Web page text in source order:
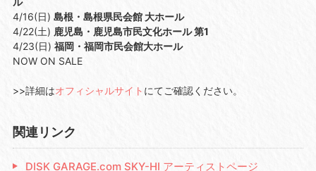
4/16(日) 島根・島根県民会館 大ホール
4/22(土) 鹿児島・鹿児島市民文化ホール 第1
4/23(日) 福岡・福岡市民会館大ホール
NOW ON SALE
>>詳細はオフィシャルサイト にてご確認ください。
関連リンク
DISK GARAGE.com SKY-HI アーティストページ